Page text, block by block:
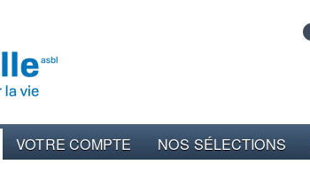
VOTRE COMPTE NOS SÉLECTIONS